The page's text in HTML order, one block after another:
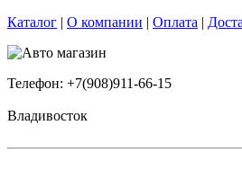
Каталог | О компании | Оплата |
Телефон: +7(908)911-66-15
Владивосток